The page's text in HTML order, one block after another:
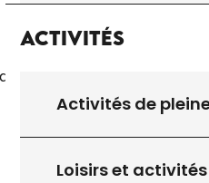
Activités
Activités de
Loisirs et activités